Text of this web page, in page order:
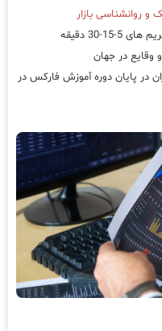
روانشناسی بازار
و وقایع در جهان
در پایان دوره آموزش فارکس در